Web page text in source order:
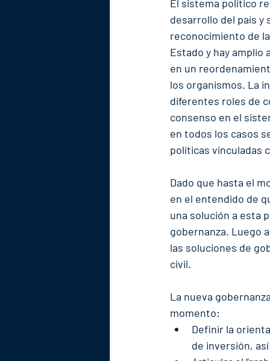
El sistema político
desarrollo del país y
reconocimiento de
Estado y hay
en un
los organismos. La
diferentes roles de
consenso en el
en todos los casos
políticas vinculadas
Dado que hasta el
en el entendido de
una solución a esta
gobernanza. Luego
las soluciones de
civil.
La nueva
momento:
Definir la
de inversión,